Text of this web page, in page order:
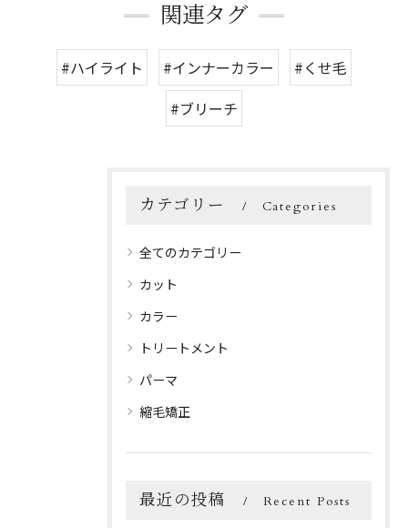
関連タグ
#ハイライト #インナーカラー
#くせ毛
#ブリーチ
カテゴリー Categories
全てのカテゴリー
カット
カラー
トリートメント
パーマ
縮毛矯正
最近の投稿 Recent Posts